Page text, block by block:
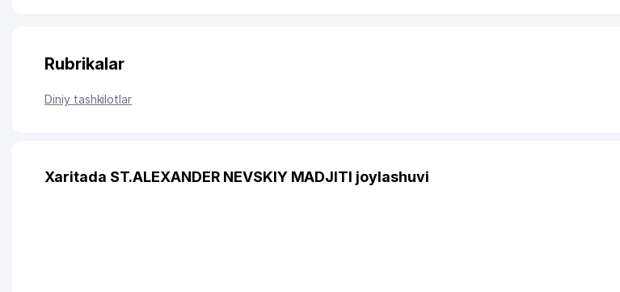
Rubrikalar
Diniy tashkilotlar
Xaritada ST.ALEXANDER NEVSKIY MADJITI joylashuvi